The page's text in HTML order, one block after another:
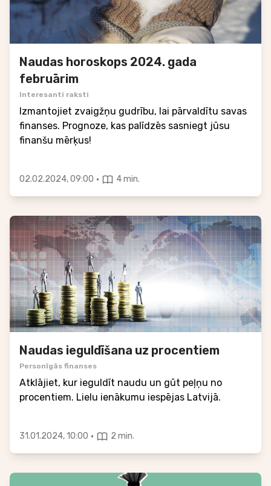
Naudas horoskops 2024. gada
februārim
Interesanti raksti
Izmantojiet zvaigžņu gudrību, lai pārvaldītu savas
finanses. Prognoze, kas palīdzēs sasniegt jūsu
finanšu mērķus!
02.02.2024, 09:00 · 4 min.
Naudas ieguldīšana uz procentiem
Personīgās finanses
Atklājiet, kur ieguldīt naudu un gūt peļņu no
procentiem. Lielu ienākumu iespējas Latvijā.
31.01.2024, 10:00 · 2 min.